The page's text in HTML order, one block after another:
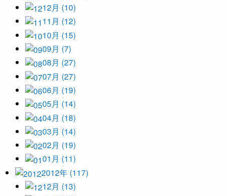
12月 (10)
11月 (12)
10月 (15)
09月 (7)
08月 (27)
07月 (27)
06月 (19)
05月 (14)
04月 (18)
03月 (14)
02月 (19)
01月 (11)
2012年 (117)
12月 (13)